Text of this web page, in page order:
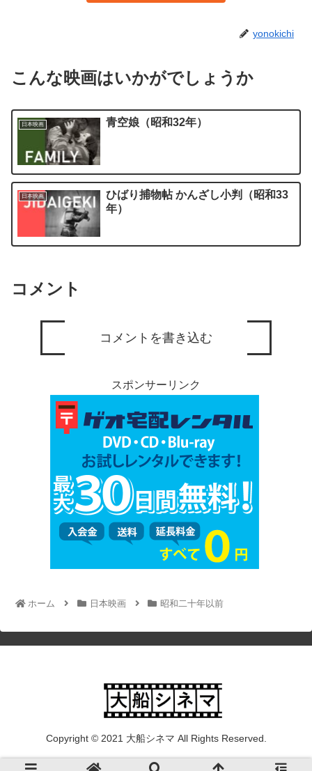
yonokichi
こんな映画はいかがでしょうか
日本映画 青空娘（昭和32年）
日本映画
ひばり捕物帖 かんざし小判（昭和33
年）
コメント
コメントを書き込む
スポンサーリンク
ホーム 日本映画 昭和二十年以前
Copyright © 2021 大船シネマ All Rights Reserved.